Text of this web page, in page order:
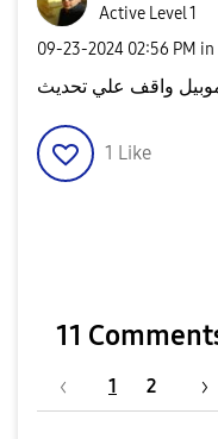
Active Level 1
‎09-23-2024 02:56 PM in
1 Like
11
1 2